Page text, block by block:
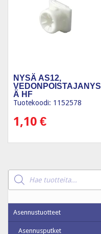
NYSÄ AS12,
VEDONPOISTAJANYS
Ä HF
Tuotekoodi: 1152578
1,10 €
Products
search
Asennustuotteet
Asennusputket